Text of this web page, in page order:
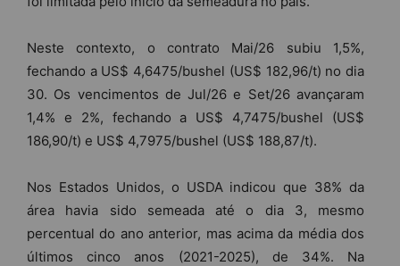
Neste contexto, o contrato Mai/26 subiu 1,5%,
fechando a US$ 4,6475/bushel (US$ 182,96/t) no dia
30. Os vencimentos de Jul/26 e Set/26 avançaram
1,4% e 2%, fechando a US$ 4,7475/bushel (US$
186,90/t) e US$ 4,7975/bushel (US$ 188,87/t).
Nos Estados Unidos, o USDA indicou que 38% da
área havia sido semeada até o dia 3, mesmo
percentual do ano anterior, mas acima da média dos
últimos cinco anos (2021-2025), de 34%. Na